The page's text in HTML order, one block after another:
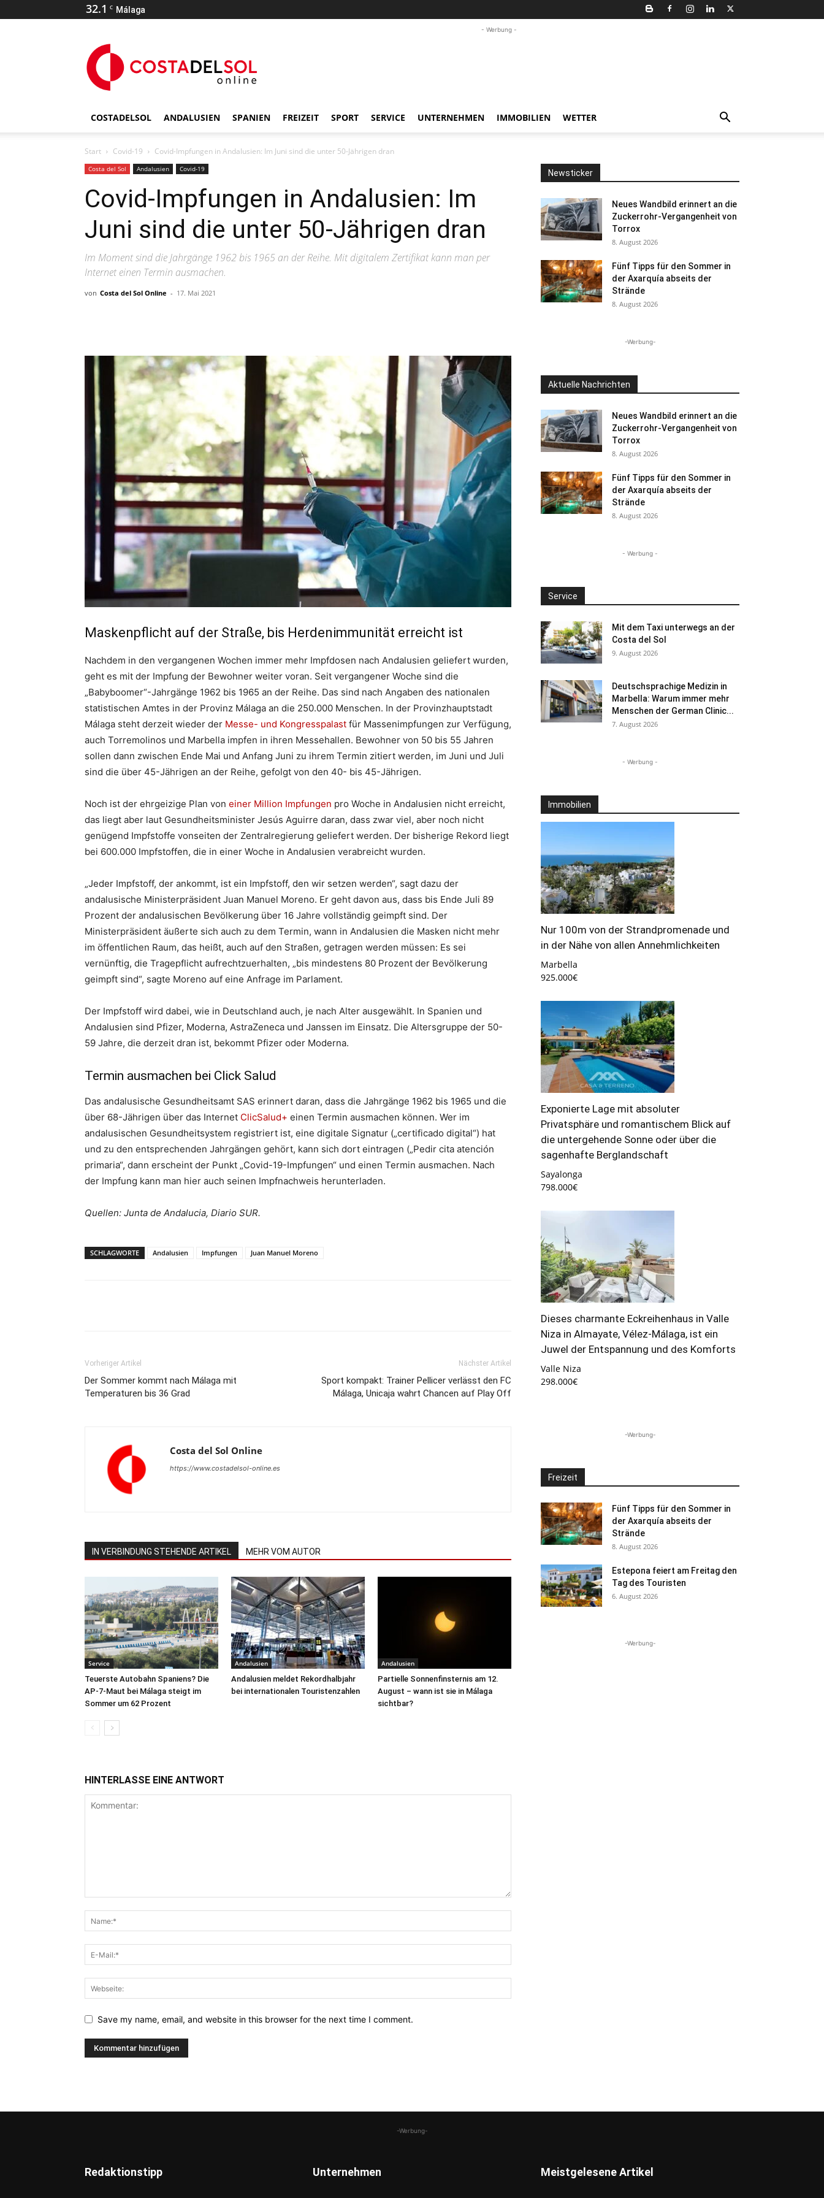
32.1 C Málaga
- Werbung -
COSTADELSOL ANDALUSIEN SPANIEN FREIZEIT SPORT SERVICE UNTERNEHMEN IMMOBILIEN WETTER
Start Covid-19 Covid-Impfungen in Andalusien: Im Juni sind die unter 50-Jährigen dran
Costa del Sol Andalusien Covid-19
Covid-Impfungen in Andalusien: Im
Juni sind die unter 50-Jährigen dran
Im Moment sind die Jahrgänge 1962 bis 1965 an der Reihe. Mit digitalem Zertifikat kann man per
Internet einen Termin ausmachen.
von Costa del Sol Online - 17. Mai 2021
Maskenpflicht auf der Straße, bis Herdenimmunität erreicht ist
Nachdem in den vergangenen Wochen immer mehr Impfdosen nach Andalusien geliefert wurden,
geht es mit der Impfung der Bewohner weiter voran. Seit vergangener Woche sind die
„Babyboomer“-Jahrgänge 1962 bis 1965 an der Reihe. Das sind nach Angaben des nationalen
statistischen Amtes in der Provinz Málaga an die 250.000 Menschen. In der Provinzhauptstadt
Málaga steht derzeit wieder der Messe- und Kongresspalast für Massenimpfungen zur Verfügung,
auch Torremolinos und Marbella impfen in ihren Messehallen. Bewohner von 50 bis 55 Jahren
sollen dann zwischen Ende Mai und Anfang Juni zu ihrem Termin zitiert werden, im Juni und Juli
sind die über 45-Jährigen an der Reihe, gefolgt von den 40- bis 45-Jährigen.
Noch ist der ehrgeizige Plan von einer Million Impfungen pro Woche in Andalusien nicht erreicht,
das liegt aber laut Gesundheitsminister Jesús Aguirre daran, dass zwar viel, aber noch nicht
genügend Impfstoffe vonseiten der Zentralregierung geliefert werden. Der bisherige Rekord liegt
bei 600.000 Impfstoffen, die in einer Woche in Andalusien verabreicht wurden.
„Jeder Impfstoff, der ankommt, ist ein Impfstoff, den wir setzen werden“, sagt dazu der
andalusische Ministerpräsident Juan Manuel Moreno. Er geht davon aus, dass bis Ende Juli 89
Prozent der andalusischen Bevölkerung über 16 Jahre vollständig geimpft sind. Der
Ministerpräsident äußerte sich auch zu dem Termin, wann in Andalusien die Masken nicht mehr
im öffentlichen Raum, das heißt, auch auf den Straßen, getragen werden müssen: Es sei
vernünftig, die Tragepflicht aufrechtzuerhalten, „bis mindestens 80 Prozent der Bevölkerung
geimpft sind“, sagte Moreno auf eine Anfrage im Parlament.
Der Impfstoff wird dabei, wie in Deutschland auch, je nach Alter ausgewählt. In Spanien und
Andalusien sind Pfizer, Moderna, AstraZeneca und Janssen im Einsatz. Die Altersgruppe der 50-
59 Jahre, die derzeit dran ist, bekommt Pfizer oder Moderna.
Termin ausmachen bei Click Salud
Das andalusische Gesundheitsamt SAS erinnert daran, dass die Jahrgänge 1962 bis 1965 und die
über 68-Jährigen über das Internet ClicSalud+ einen Termin ausmachen können. Wer im
andalusischen Gesundheitsystem registriert ist, eine digitale Signatur („certificado digital“) hat
und zu den entsprechenden Jahrgängen gehört, kann sich dort eintragen („Pedir cita atención
primaria“, dann erscheint der Punkt „Covid-19-Impfungen“ und einen Termin ausmachen. Nach
der Impfung kann man hier auch seinen Impfnachweis herunterladen.
Quellen: Junta de Andalucia, Diario SUR.
SCHLAGWORTE Andalusien Impfungen Juan Manuel Moreno
Vorheriger Artikel
Der Sommer kommt nach Málaga mit
Temperaturen bis 36 Grad
Nächster Artikel
Sport kompakt: Trainer Pellicer verlässt den FC
Málaga, Unicaja wahrt Chancen auf Play Off
Costa del Sol Online
https://www.costadelsol-online.es
IN VERBINDUNG STEHENDE ARTIKEL MEHR VOM AUTOR
Service
Teuerste Autobahn Spaniens? Die
AP-7-Maut bei Málaga steigt im
Sommer um 62 Prozent
Andalusien
Andalusien meldet Rekordhalbjahr
bei internationalen Touristenzahlen
Andalusien
Partielle Sonnenfinsternis am 12.
August – wann ist sie in Málaga
sichtbar?
HINTERLASSE EINE ANTWORT
Save my name, email, and website in this browser for the next time I comment.
Newsticker
Neues Wandbild erinnert an die
Zuckerrohr-Vergangenheit von
Torrox
8. August 2026
Fünf Tipps für den Sommer in
der Axarquía abseits der
Strände
8. August 2026
-Werbung-
Aktuelle Nachrichten
Neues Wandbild erinnert an die
Zuckerrohr-Vergangenheit von
Torrox
8. August 2026
Fünf Tipps für den Sommer in
der Axarquía abseits der
Strände
8. August 2026
- Werbung -
Service
Mit dem Taxi unterwegs an der
Costa del Sol
9. August 2026
Deutschsprachige Medizin in
Marbella: Warum immer mehr
Menschen der German Clinic...
7. August 2026
- Werbung -
Immobilien
Nur 100m von der Strandpromenade und
in der Nähe von allen Annehmlichkeiten
Marbella
925.000€
Exponierte Lage mit absoluter
Privatsphäre und romantischem Blick auf
die untergehende Sonne oder über die
sagenhafte Berglandschaft
Sayalonga
798.000€
Dieses charmante Eckreihenhaus in Valle
Niza in Almayate, Vélez-Málaga, ist ein
Juwel der Entspannung und des Komforts
Valle Niza
298.000€
-Werbung-
Freizeit
Fünf Tipps für den Sommer in
der Axarquía abseits der
Strände
8. August 2026
Estepona feiert am Freitag den
Tag des Touristen
6. August 2026
-Werbung-
-Werbung-
Redaktionstipp Unternehmen Meistgelesene Artikel